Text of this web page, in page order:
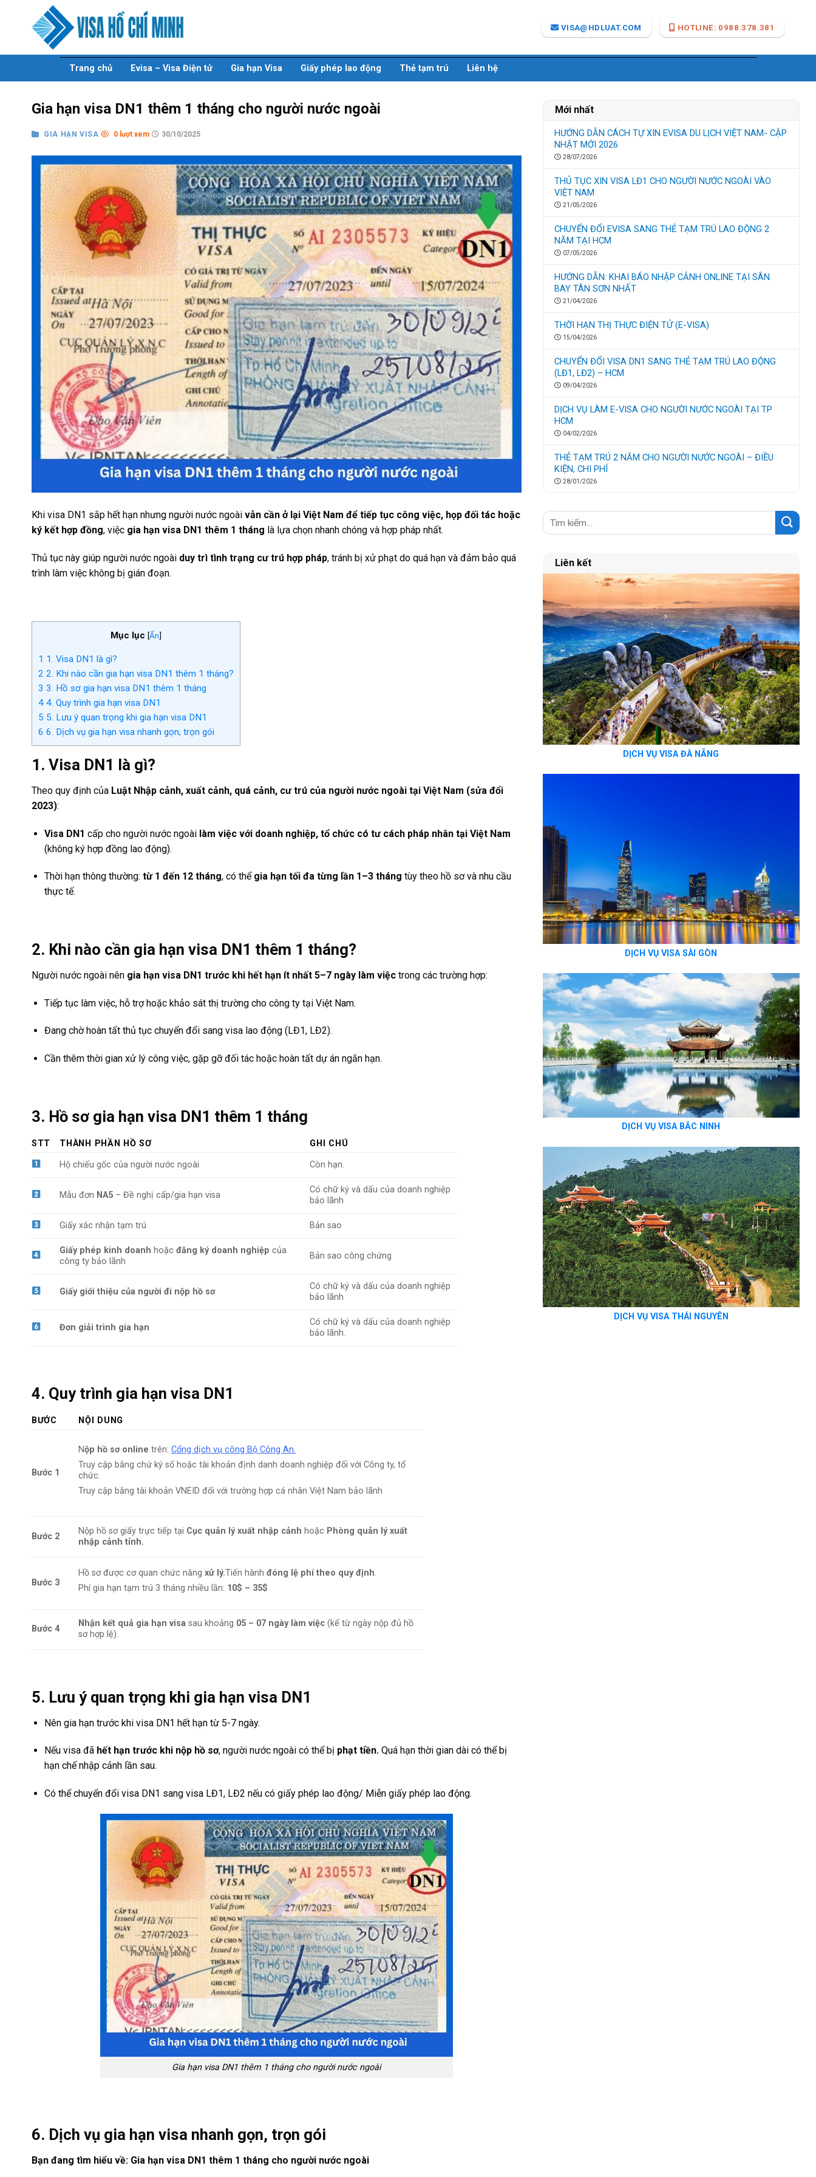
VISA@HDLUAT.COM HOTLINE: 0988.378.381
Trang chủ Evisa – Visa Điện tử Gia hạn Visa Giấy phép lao động Thẻ tạm trú Liên hệ
Gia hạn visa DN1 thêm 1 tháng cho người nước ngoài
GIA HẠN VISA 0 lượt xem 30/10/2025
Khi visa DN1 sắp hết hạn nhưng người nước ngoài vẫn cần ở lại Việt Nam để tiếp tục công việc, họp đối tác hoặc
ký kết hợp đồng, việc gia hạn visa DN1 thêm 1 tháng là lựa chọn nhanh chóng và hợp pháp nhất.
Thủ tục này giúp người nước ngoài duy trì tình trạng cư trú hợp pháp, tránh bị xử phạt do quá hạn và đảm bảo quá
trình làm việc không bị gián đoạn.
Mục lục [Ẩn]
1 1. Visa DN1 là gì?
2 2. Khi nào cần gia hạn visa DN1 thêm 1 tháng?
3 3. Hồ sơ gia hạn visa DN1 thêm 1 tháng
4 4. Quy trình gia hạn visa DN1
5 5. Lưu ý quan trọng khi gia hạn visa DN1
6 6. Dịch vụ gia hạn visa nhanh gọn, trọn gói
1. Visa DN1 là gì?
Theo quy định của Luật Nhập cảnh, xuất cảnh, quá cảnh, cư trú của người nước ngoài tại Việt Nam (sửa đổi
2023):
Visa DN1 cấp cho người nước ngoài làm việc với doanh nghiệp, tổ chức có tư cách pháp nhân tại Việt Nam
(không ký hợp đồng lao động).
Thời hạn thông thường: từ 1 đến 12 tháng, có thể gia hạn tối đa từng lần 1–3 tháng tùy theo hồ sơ và nhu cầu
thực tế.
2. Khi nào cần gia hạn visa DN1 thêm 1 tháng?
Người nước ngoài nên gia hạn visa DN1 trước khi hết hạn ít nhất 5–7 ngày làm việc trong các trường hợp:
Tiếp tục làm việc, hỗ trợ hoặc khảo sát thị trường cho công ty tại Việt Nam.
Đang chờ hoàn tất thủ tục chuyển đổi sang visa lao động (LĐ1, LĐ2).
Cần thêm thời gian xử lý công việc, gặp gỡ đối tác hoặc hoàn tất dự án ngắn hạn.
3. Hồ sơ gia hạn visa DN1 thêm 1 tháng
STT THÀNH PHẦN HỒ SƠ GHI CHÚ
Hộ chiếu gốc của người nước ngoài Còn hạn.
Mẫu đơn NA5 – Đề nghị cấp/gia hạn visa
Có chữ ký và dấu của doanh nghiệp
bảo lãnh
Giấy xác nhận tạm trú Bản sao
Giấy phép kinh doanh hoặcđăng ký doanh nghiệp của
công ty bảo lãnh
Bản sao công chứng
Giấy giới thiệu của người đi nộp hồ sơ
Có chữ ký và dấu của doanh nghiệp
bảo lãnh
Đơn giải trình gia hạn
Có chữ ký và dấu của doanh nghiệp
bảo lãnh.
4. Quy trình gia hạn visa DN1
BƯỚC NỘI DUNG
Bước 1
Nộp hồ sơ online trên:Cổng dịch vụ công Bộ Công An.
Truy cập bằng chứ ký số hoặc tài khoản định danh doanh nghiệp đối với Công ty, tổ
chức.
Truy cập bằng tài khoản VNEID đối với trường hợp cá nhân Việt Nam bảo lãnh
Bước 2
Nộp hồ sơ giấy trực tiếp tại Cục quản lý xuất nhập cảnh hoặc Phòng quản lý xuất
nhập cảnh tỉnh.
Bước 3
Hồ sơ được cơ quan chức năngxử lý.Tiến hànhđóng lệ phí theo quy định.
Phí gia hạn tạm trú 3 tháng nhiều lần: 10$ – 35$
Bước 4
Nhận kết quả gia hạn visa sau khoảng 05 – 07 ngày làm việc (kể từ ngày nộp đủ hồ
sơ hợp lệ).
5. Lưu ý quan trọng khi gia hạn visa DN1
Nên gia hạn trước khi visa DN1 hết hạn từ 5-7 ngày.
Nếu visa đã hết hạn trước khi nộp hồ sơ, người nước ngoài có thể bị phạt tiền.Quá hạn thời gian dài có thể bị
hạn chế nhập cảnh lần sau.
Có thể chuyển đổi visa DN1 sang visa LĐ1, LĐ2 nếu có giấy phép lao động/ Miễn giấy phép lao động.
Gia hạn visa DN1 thêm 1 tháng cho người nước ngoài
6. Dịch vụ gia hạn visa nhanh gọn, trọn gói
Bạn đang tìm hiểu về: Gia hạn visa DN1 thêm 1 tháng cho người nước ngoài
Mới nhất
HƯỚNG DẪN CÁCH TỰ XIN EVISA DU LỊCH VIỆT NAM- CẬP
NHẬT MỚI 2026
28/07/2026
THỦ TỤC XIN VISA LĐ1 CHO NGƯỜI NƯỚC NGOÀI VÀO
VIỆT NAM
21/05/2026
CHUYỂN ĐỔI EVISA SANG THẺ TẠM TRÚ LAO ĐỘNG 2
NĂM TẠI HCM
07/05/2026
HƯỚNG DẪN: KHAI BÁO NHẬP CẢNH ONLINE TẠI SÂN
BAY TÂN SƠN NHẤT
21/04/2026
THỜI HẠN THỊ THỰC ĐIỆN TỬ (E-VISA)
15/04/2026
CHUYỂN ĐỔI VISA DN1 SANG THẺ TẠM TRÚ LAO ĐỘNG
(LĐ1, LĐ2) – HCM
09/04/2026
DỊCH VỤ LÀM E-VISA CHO NGƯỜI NƯỚC NGOÀI TẠI TP
HCM
04/02/2026
THẺ TẠM TRÚ 2 NĂM CHO NGƯỜI NƯỚC NGOÀI – ĐIỀU
KIỆN, CHI PHÍ
28/01/2026
Liên kết
DỊCH VỤ VISA ĐÀ NẴNG
DỊCH VỤ VISA SÀI GÒN
DỊCH VỤ VISA BẮC NINH
DỊCH VỤ VISA THÁI NGUYÊN